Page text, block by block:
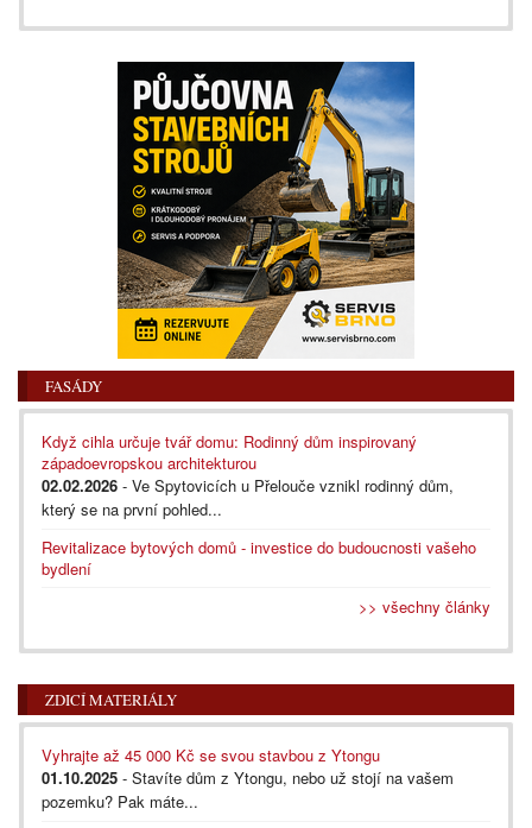
FASÁDY
Když cihla určuje tvář domu: Rodinný dům inspirovaný
západoevropskou architekturou
02.02.2026 - Ve Spytovicích u Přelouče vznikl rodinný dům,
který se na první pohled...
Revitalizace bytových domů - investice do budoucnosti vašeho
bydlení
>> všechny články
ZDICÍ MATERIÁLY
Vyhrajte až 45 000 Kč se svou stavbou z Ytongu
01.10.2025 - Stavíte dům z Ytongu, nebo už stojí na vašem
pozemku? Pak máte...